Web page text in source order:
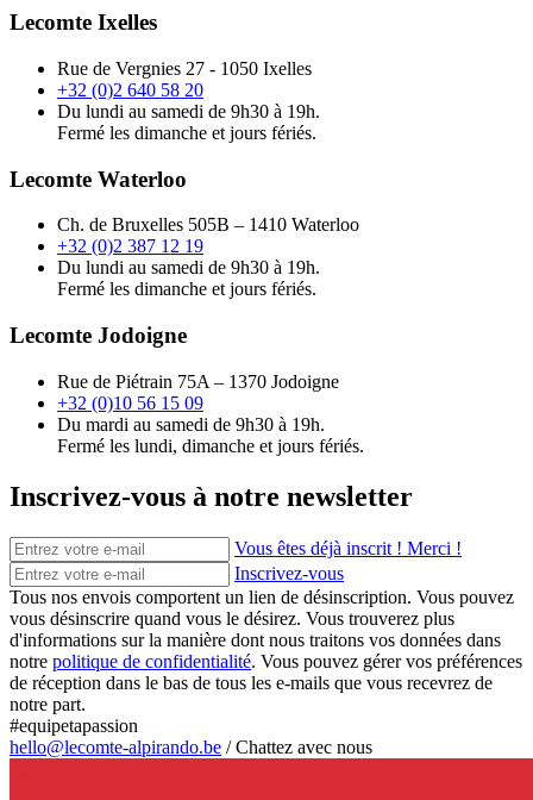
Lecomte Ixelles
Rue de Vergnies 27 - 1050 Ixelles
+32 (0)2 640 58 20
Du lundi au samedi de 9h30 à 19h.
Fermé les dimanche et jours fériés.
Lecomte Waterloo
Ch. de Bruxelles 505B – 1410 Waterloo
+32 (0)2 387 12 19
Du lundi au samedi de 9h30 à 19h.
Fermé les dimanche et jours fériés.
Lecomte Jodoigne
Rue de Piétrain 75A – 1370 Jodoigne
+32 (0)10 56 15 09
Du mardi au samedi de 9h30 à 19h.
Fermé les lundi, dimanche et jours fériés.
Inscrivez-vous à notre newsletter
Vous êtes déjà inscrit ! Merci !
Inscrivez-vous
Tous nos envois comportent un lien de désinscription. Vous pouvez
vous désinscrire quand vous le désirez. Vous trouverez plus
d'informations sur la manière dont nous traitons vos données dans
notre politique de confidentialité. Vous pouvez gérer vos préférences
de réception dans le bas de tous les e-mails que vous recevrez de
notre part.
#equipetapassion
hello@lecomte-alpirando.be /Chattez avec nous